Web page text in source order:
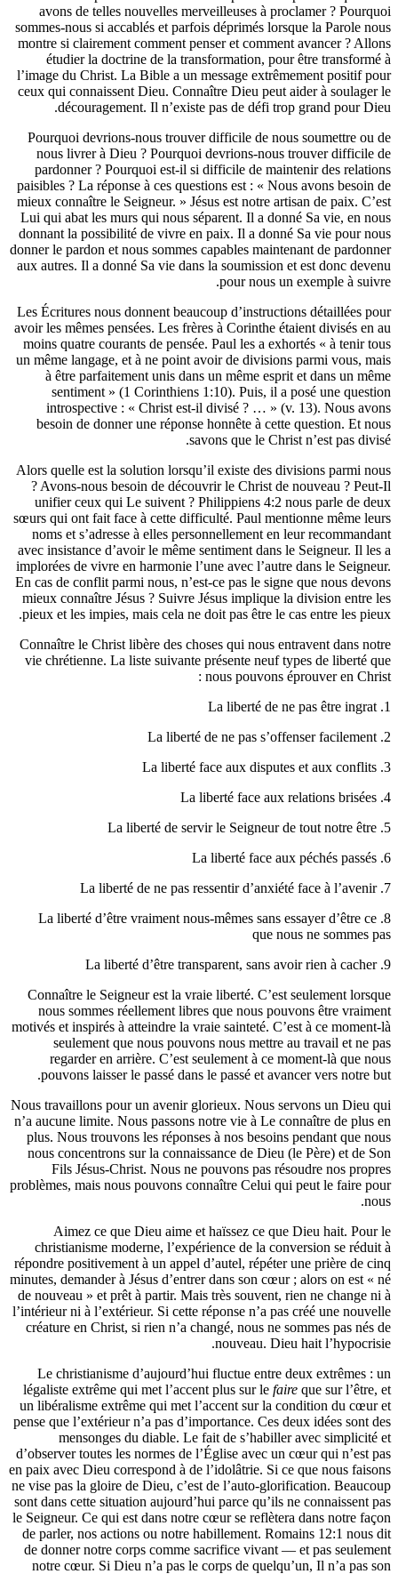
avons de telles nouvelles
sommes-nous si accablés et parfois
montre si clairement comment penser et
étudier la doctrine de la
l’image du Christ. La Bible a un message
ceux qui connaissent Dieu. Connaître
découragement. Il n’existe pas de
Pourquoi devrions-nous trouver difficile
nous livrer à Dieu ? Pourquoi
pardonner ? Pourquoi est-il si difficile
paisibles ? La réponse à ces questions est
mieux connaître le Seigneur. » Jésus est
Lui qui abat les murs qui nous séparent.
donnant la possibilité de vivre en paix. Il
donner le pardon et nous sommes capables
aux autres. Il a donné Sa vie dans la
pour
Les Écritures nous donnent beaucoup
avoir les mêmes pensées. Les frères à
moins quatre courants de pensée. Paul
un même langage, et à ne point avoir de
à être parfaitement unis dans un
sentiment » (1 Corinthiens 1:10).
introspective : « Christ est-il divisé
besoin de donner une réponse
savons que
Alors quelle est la solution lorsqu’il existe
? Avons-nous besoin de découvrir le
unifier ceux qui Le suivent ?
sœurs qui ont fait face à cette difficulté.
noms et s’adresse à elles
avec insistance d’avoir le même
implorées de vivre en harmonie l’une
En cas de conflit parmi nous, n’est-ce pas
mieux connaître Jésus ? Suivre Jésus
pieux et les impies, mais cela ne doit pas
Connaître le Christ libère des choses qui
vie chrétienne. La liste suivante
nous
8. La liberté d’être vraiment nous-
Connaître le Seigneur est la vraie
nous sommes réellement libres que
motivés et inspirés à atteindre la vraie
seulement que nous pouvons nous
regarder en arrière. C’est seulement
pouvons laisser le passé dans le
Nous travaillons pour un avenir glorieux.
n’a aucune limite. Nous passons notre vie
plus. Nous trouvons les réponses à nos
nous concentrons sur la connaissance
Fils Jésus-Christ. Nous ne pouvons
problèmes, mais nous pouvons connaître
Aimez ce que Dieu aime et haïssez
christianisme moderne, l’expérience
répondre positivement à un appel d’autel,
minutes, demander à Jésus d’entrer dans
de nouveau » et prêt à partir. Mais très
l’intérieur ni à l’extérieur. Si cette réponse
créature en Christ, si rien n’a changé,
Le christianisme d’aujourd’hui fluctue
légaliste extrême qui met l’accent plus
un libéralisme extrême qui met l’accent
pense que l’extérieur n’a pas
mensonges du diable. Le fait de
d’observer toutes les normes de l’Église
en paix avec Dieu correspond à de
ne vise pas la gloire de Dieu, c’est de
sont dans cette situation aujourd’hui parce
le Seigneur. Ce qui est dans notre cœur se
de parler, nos actions ou notre
de donner notre corps comme sacrifice
notre cœur. Si Dieu n’a pas le corps de